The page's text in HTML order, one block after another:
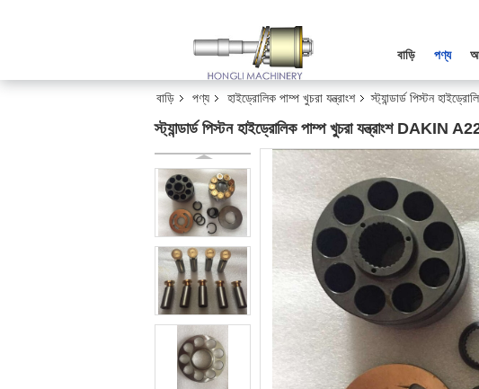
বাড়ি পণ্য
বাড়ি পণ্য হাইড্রোলিক পাম্প খুচরা যন্ত্রাংশ স্ট্যান্ডার্ড পিস্টন
স্ট্যান্ডার্ড পিস্টন হাইড্রোলিক পাম্প খুচরা যন্ত্রাংশ